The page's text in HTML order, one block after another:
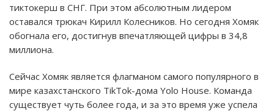
тиктокерш в СНГ. При этом абсолютным лидером
оставался трюкач Кирилл Колесников. Но сегодня Хомяк
обогнала его, достигнув впечатляющей цифры в 34,8
миллиона.
Сейчас Хомяк является флагманом самого популярного в
мире казахстанского TikTok-дома Yolo House. Команда
существует чуть более года, и за это время уже успела